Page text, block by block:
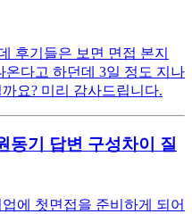
후기들은 보면 면접 본지
다고 하던데 3일 정도 지나
요? 미리 감사드립니다.
동기 답변 구성차이 질
에 첫면접을 준비하게 되어